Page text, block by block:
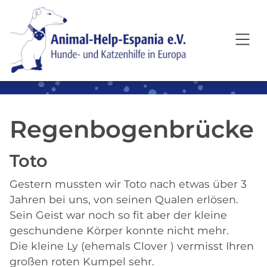
SKIP TO MAIN CONTENT
Regenbogenbrücke
Toto
Gestern mussten wir Toto nach etwas über 3
Jahren bei uns, von seinen Qualen erlösen.
Sein Geist war noch so fit aber der kleine
geschundene Körper konnte nicht mehr.
Die kleine Ly (ehemals Clover ) vermisst Ihren
großen roten Kumpel sehr.